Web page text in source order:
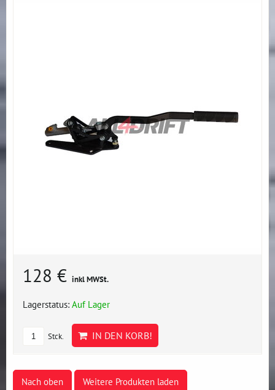
128 € inkl MWSt.
Lagerstatus: Auf Lager
Stck. IN DEN KORB!
Nach oben Weitere Produkten laden